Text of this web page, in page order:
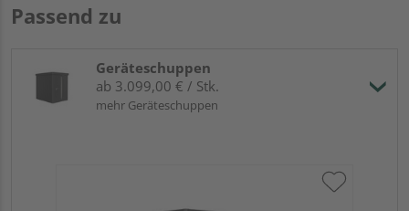
Passend zu
Geräteschuppen
ab 3.099,00 € / Stk.
mehr Geräteschuppen